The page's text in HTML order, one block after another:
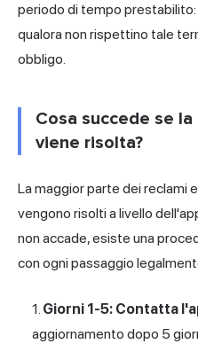
periodo di tempo
qualora non rispettino tale
obbligo.
Cosa succede se
viene risolta?
La maggior parte dei reclami
vengono risolti a livello
non accade, esiste una
con ogni passaggio
Giorni 1-5: Contatta
aggiornamento dopo 5